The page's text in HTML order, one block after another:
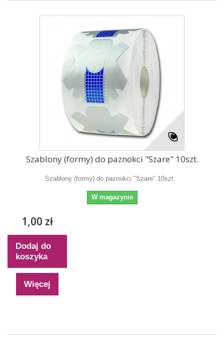
Szablony (formy) do paznokci "Szare" 10szt.
Szablony (formy) do paznokci "Szare" 10szt.
W magazynie
1,00 zł
Dodaj do
koszyka
Więcej